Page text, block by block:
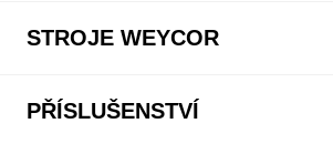
STROJE WEYCOR
PŘÍSLUŠENSTVÍ